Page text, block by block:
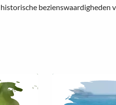
bezienswaardigheden